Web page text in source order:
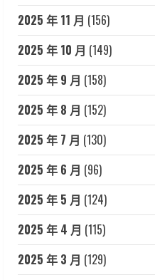
2025 年 11 月 (156)
2025 年 10 月 (149)
2025 年 9 月 (158)
2025 年 8 月 (152)
2025 年 7 月 (130)
2025 年 6 月 (96)
2025 年 5 月 (124)
2025 年 4 月 (115)
2025 年 3 月 (129)